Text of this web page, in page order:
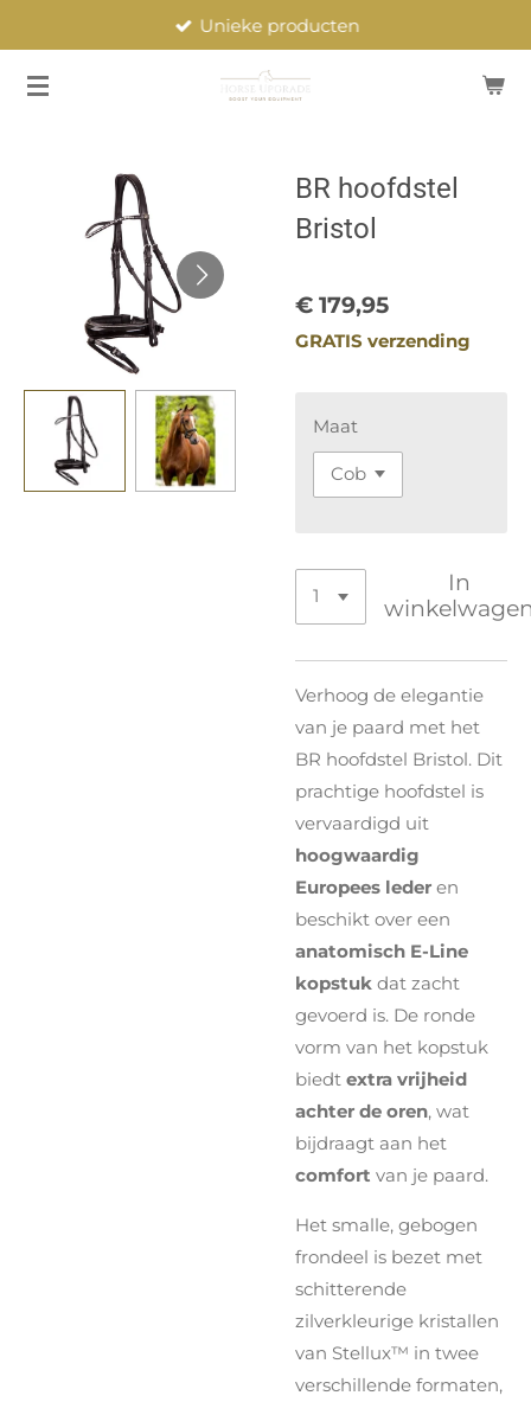
naar
Unieke producten
BR hoofdstel
Bristol
€ 179,95
GRATIS verzending
Maat
In
Verhoog de elegantie
van je paard met het
BR hoofdstel Bristol. Dit
prachtige hoofdstel is
vervaardigd uit
hoogwaardig
Europees leder en
beschikt over een
anatomisch E-Line
kopstuk dat zacht
gevoerd is. De ronde
vorm van het kopstuk
biedt extra vrijheid
achter de oren, wat
bijdraagt aan het
comfort van je paard.
Het smalle, gebogen
frondeel is bezet met
schitterende
zilverkleurige kristallen
van Stellux™ in twee
verschillende formaten,